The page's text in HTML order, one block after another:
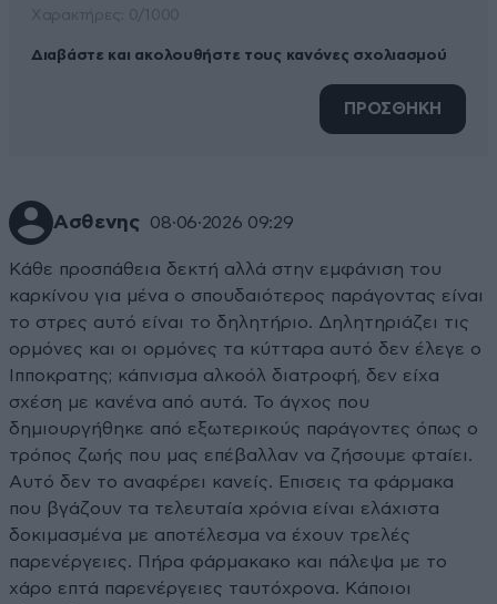
Διαβάστε και ακολουθήστε τους κανόνες σχολιασμού
ΠΡΟΣΘΗΚΗ
Ασθενης 08·06·2026 09:29
Κάθε προσπάθεια δεκτή αλλά στην εμφάνιση του
καρκίνου για μένα ο σπουδαιότερος παράγοντας είναι
το στρες αυτό είναι το δηλητήριο. Δηλητηριάζει τις
ορμόνες και οι ορμόνες τα κύτταρα αυτό δεν έλεγε ο
Ιπποκρατης; κάπνισμα αλκοόλ διατροφή, δεν είχα
σχέση με κανένα από αυτά. Το άγχος που
δημιουργήθηκε από εξωτερικούς παράγοντες όπως ο
τρόπος ζωής που μας επέβαλλαν να ζήσουμε φταίει.
Αυτό δεν το αναφέρει κανείς. Επισεις τα φάρμακα
που βγάζουν τα τελευταία χρόνια είναι ελάχιστα
δοκιμασμένα με αποτέλεσμα να έχουν τρελές
παρενέργειες. Πήρα φάρμακακο και πάλεψα με το
χάρο επτά παρενέργειες ταυτόχρονα. Κάποιοι